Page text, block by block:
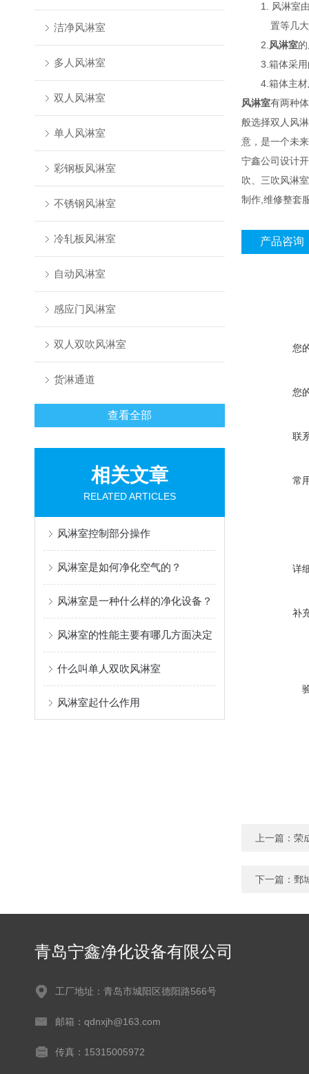
洁净风淋室
多人风淋室
双人风淋室
单人风淋室
彩钢板风淋室
不锈钢风淋室
冷轧板风淋室
自动风淋室
感应门风淋室
双人双吹风淋室
货淋通道
查看全部
相关文章
RELATED ARTICLES
风淋室控制部分操作
风淋室是如何净化空气的？
风淋室是一种什么样的净化设备？
风淋室的性能主要有哪几方面决定
什么叫单人双吹风淋室
风淋室起什么作用
1. 风淋室由
置等几
2. 风淋室
3.箱体采用的
4.箱体主
风淋室有两种
般选择双人风
意，是一个未
宁鑫公司设计
吹、三吹风淋
制作,维修整套
产品咨询
您
您
联
常
详
补
上一篇： 荣
下一篇： 鄄
青岛宁鑫净化设备有限公司
工厂地址：青岛市城阳区德阳路566号
邮箱：qdnxjh@163.com
传真：15315005972